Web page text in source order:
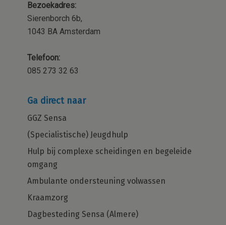
Bezoekadres:
Sierenborch 6b,
1043 BA Amsterdam
Telefoon:
085 273 32 63
Ga direct naar
GGZ Sensa
(Specialistische) Jeugdhulp
Hulp bij complexe scheidingen en begeleide
omgang
Ambulante ondersteuning volwassen
Kraamzorg
Dagbesteding Sensa (Almere)